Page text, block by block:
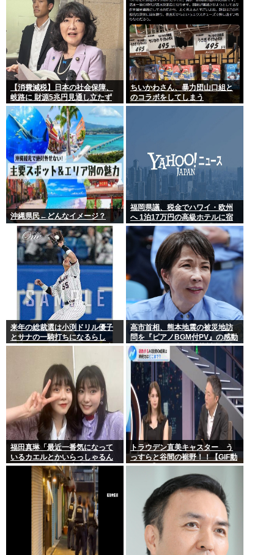
【消費減税】日本の社会保障、
岐路に 財源5兆円見通し立たず
ちいかわさん、暴力団山口組と
のコラボをしてしまう
沖縄県民←どんなイメージ？
福岡県議、税金でハワイ・欧州
へ 1泊17万円の高級ホテルに宿
泊 日本全国で横行する「海外視
察」という名の公費豪遊
来年の総裁選は小渕ドリル優子
とサナの一騎打ちになるらし
い。チョンモメンはどっちを応
高市首相、熊本地震の被災地訪
問を『ピアノBGM付PV』の感動
ポルノにして大炎上 芥川賞作家
ぶちぎれ「アホか！」
福田真琳「最近一番気になって
いるカエルとかいらっしゃるん
ですか？」 川名凜「それがい
るんですよ」
トラウデン直美キャスター う
っすらと谷間の裾野！！【GIF動
画あり】